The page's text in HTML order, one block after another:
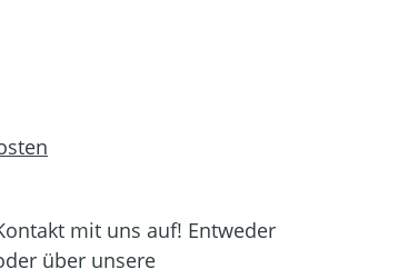
mit uns auf! Entweder
über unsere